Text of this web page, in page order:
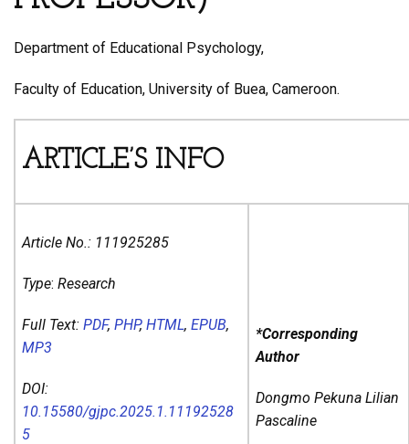
Department of Educational Psychology,
Faculty of Education, University of Buea, Cameroon.
ARTICLE’S INFO
Article No.: 111925285
Type: Research
Full Text: PDF, PHP, HTML, EPUB,
MP3
DOI:
10.15580/gjpc.2025.1.11192528
5
*Corresponding
Author
Dongmo Pekuna Lilian
Pascaline